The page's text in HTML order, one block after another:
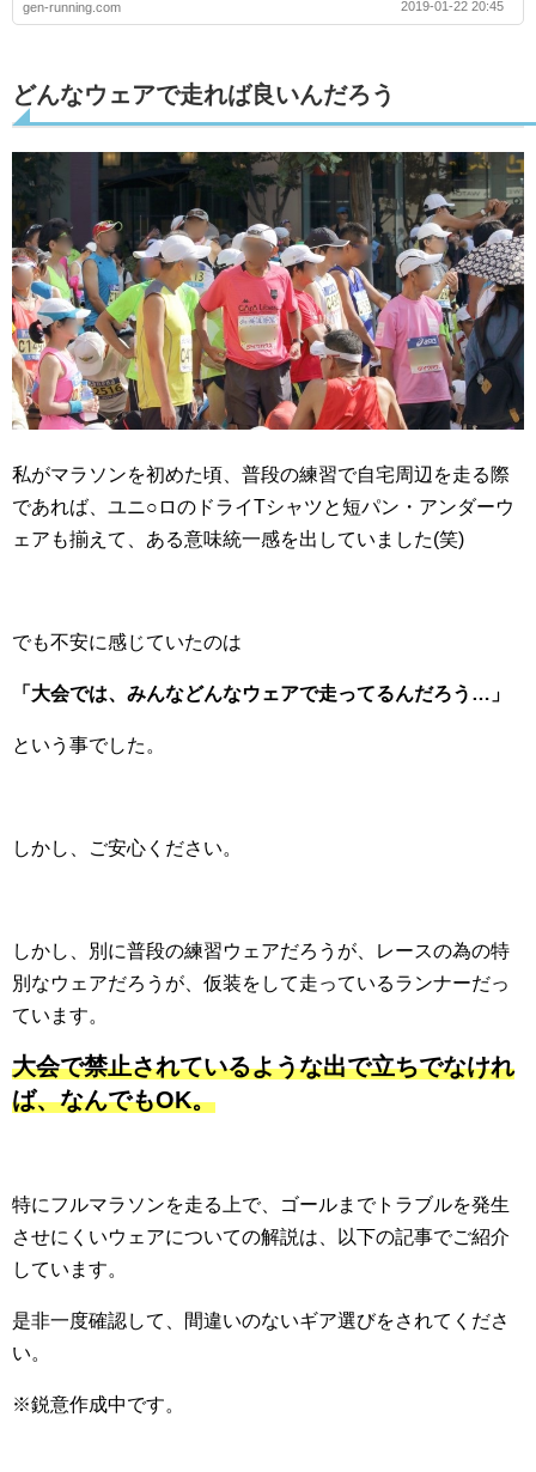
gen-running.com 2019-01-22 20:45
どんなウェアで走れば良いんだろう
私がマラソンを初めた頃、普段の練習で自宅周辺を走る際
であれば、ユニ○ロのドライTシャツと短パン・アンダーウ
ェアも揃えて、ある意味統一感を出していました(笑)
でも不安に感じていたのは
「大会では、みんなどんなウェアで走ってるんだろう…」
という事でした。
しかし、ご安心ください。
しかし、別に普段の練習ウェアだろうが、レースの為の特
別なウェアだろうが、仮装をして走っているランナーだっ
ています。
大会で禁止されているような出で立ちでなけれ
ば、なんでもOK。
特にフルマラソンを走る上で、ゴールまでトラブルを発生
させにくいウェアについての解説は、以下の記事でご紹介
しています。
是非一度確認して、間違いのないギア選びをされてくださ
い。
※鋭意作成中です。